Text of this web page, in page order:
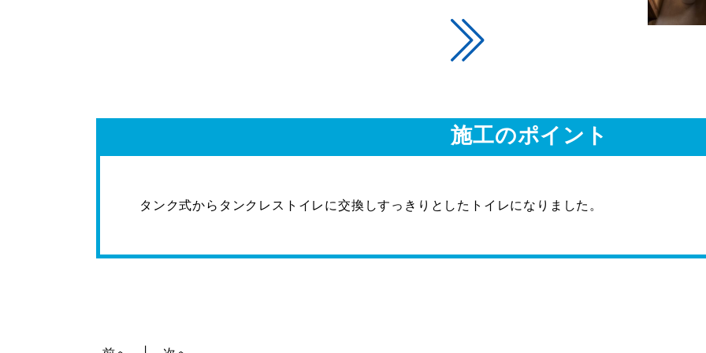
施工のポイント
タンク式からタンクレストイレに交換しすっきりとしたトイレになりました。